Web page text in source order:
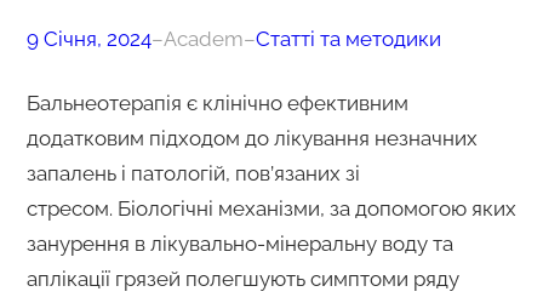
9 Січня, 2024–Academ–Статті та методики
Бальнеотерапія є клінічно ефективним
додатковим підходом до лікування незначних
запалень і патологій, пов’язаних зі
стресом. Біологічні механізми, за допомогою яких
занурення в лікувально-мінеральну воду та
аплікації грязей полегшують симптоми ряду